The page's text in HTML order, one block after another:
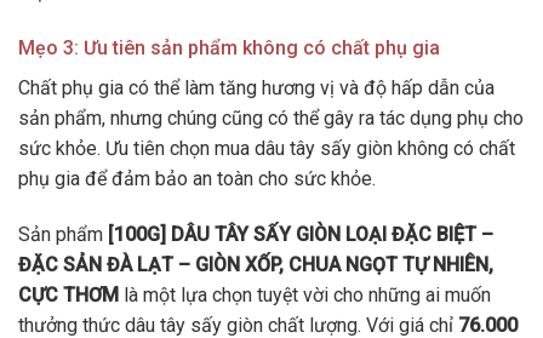
Mẹo 3: Ưu tiên sản phẩm không có chất phụ gia
Chất phụ gia có thể làm tăng hương vị và độ hấp dẫn của
sản phẩm, nhưng chúng cũng có thể gây ra tác dụng phụ cho
sức khỏe. Ưu tiên chọn mua dâu tây sấy giòn không có chất
phụ gia để đảm bảo an toàn cho sức khỏe.
Sản phẩm [100G] DÂU TÂY SẤY GIÒN LOẠI ĐẶC BIỆT –
ĐẶC SẢN ĐÀ LẠT – GIÒN XỐP, CHUA NGỌT TỰ NHIÊN,
CỰC THƠM là một lựa chọn tuyệt vời cho những ai muốn
thưởng thức dâu tây sấy giòn chất lượng. Với giá chỉ 76.000